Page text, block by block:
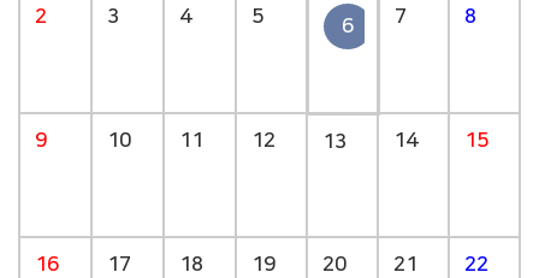
2 3 4 5 6 7 8
9 10 11 12 13 14 15
16 17 18 19 20 21 22